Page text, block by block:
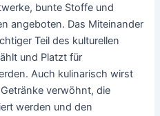
bunte Stoffe und
angeboten. Das Miteinander
Teil des kulturellen
und Platzt für
Auch kulinarisch wirst
verwöhnt, die
werden und den